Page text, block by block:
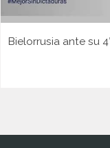
Bielorrusia ante su